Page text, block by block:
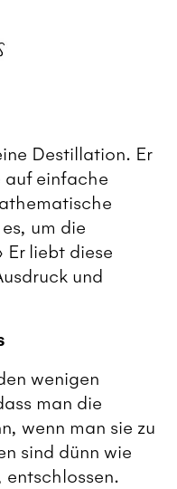
Destillation. Er
auf einfache
um die
Er liebt diese
und
wenigen
man die
wenn man sie zu
sind dünn wie
entschlossen.